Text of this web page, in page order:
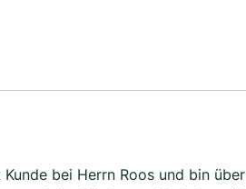
bei Herrn Roos und bin